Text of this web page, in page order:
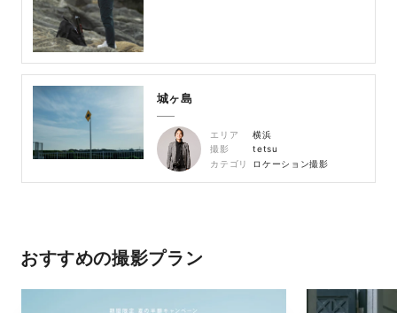
城ヶ島
エリア
横浜
撮影
tetsu
カテゴリ
ロケーション撮影
おすすめの撮影プラン